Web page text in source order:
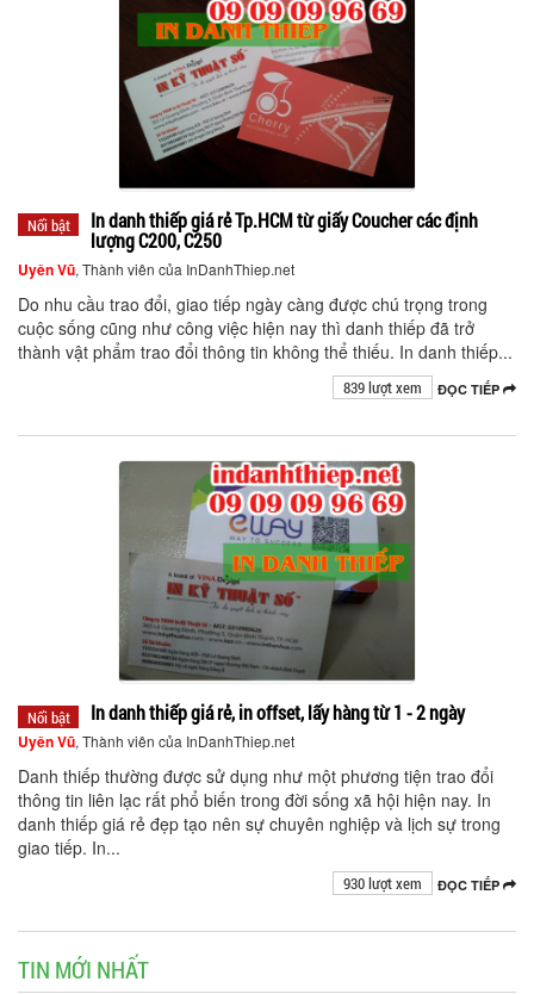
Nổi bật
In danh thiếp giá rẻ Tp.HCM từ giấy Coucher các định
lượng C200, C250
Uyên Vũ, Thành viên của InDanhThiep.net
Do nhu cầu trao đổi, giao tiếp ngày càng được chú trọng trong
cuộc sống cũng như công việc hiện nay thì danh thiếp đã trở
thành vật phẩm trao đổi thông tin không thể thiếu. In danh thiếp...
ĐỌC TIẾP
839 lượt xem
Nổi bật In danh thiếp giá rẻ, in offset, lấy hàng từ 1 - 2 ngày
Uyên Vũ, Thành viên của InDanhThiep.net
Danh thiếp thường được sử dụng như một phương tiện trao đổi
thông tin liên lạc rất phổ biến trong đời sống xã hội hiện nay. In
danh thiếp giá rẻ đẹp tạo nên sự chuyên nghiệp và lịch sự trong
giao tiếp. In...
ĐỌC TIẾP
930 lượt xem
TIN MỚI NHẤT